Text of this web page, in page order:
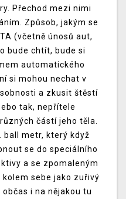
Přechod mezi nimi
Způsob, jakým se
(včetně únosů aut,
bude chtít, bude si
automatického
si mohou nechat v
a zkusit štěstí
tak, nepřítele
částí jeho těla.
ball metr, který když
se do speciálního
a se zpomaleným
sebe jako zuřivý
i na nějakou tu